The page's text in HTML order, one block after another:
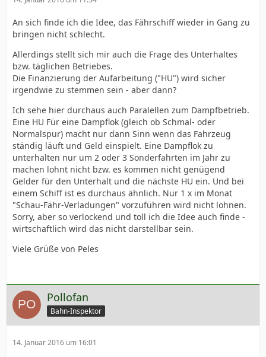
An sich finde ich die Idee, das Fährschiff wieder in Gang zu
bringen nicht schlecht.
Allerdings stellt sich mir auch die Frage des Unterhaltes
bzw. täglichen Betriebes.
Die Finanzierung der Aufarbeitung ("HU") wird sicher
irgendwie zu stemmen sein - aber dann?
Ich sehe hier durchaus auch Paralellen zum Dampfbetrieb.
Eine HU Für eine Dampflok (gleich ob Schmal- oder
Normalspur) macht nur dann Sinn wenn das Fahrzeug
ständig läuft und Geld einspielt. Eine Dampflok zu
unterhalten nur um 2 oder 3 Sonderfahrten im Jahr zu
machen lohnt nicht bzw. es kommen nicht genügend
Gelder für den Unterhalt und die nächste HU ein. Und bei
einem Schiff ist es durchaus ähnlich. Nur 1 x im Monat
"Schau-Fähr-Verladungen" vorzuführen wird nicht lohnen.
Sorry, aber so verlockend und toll ich die Idee auch finde -
wirtschaftlich wird das nicht darstellbar sein.
Viele Grüße von Peles
Pollofan
Bahn-Inspektor
14. Januar 2016 um 16:01